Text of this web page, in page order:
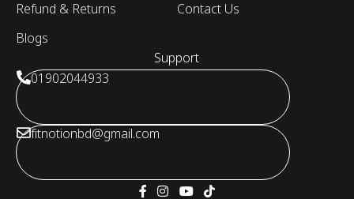
Refund & Returns
Blogs
Contact Us
Support
01902044933
fitnotionbd@gmail.com